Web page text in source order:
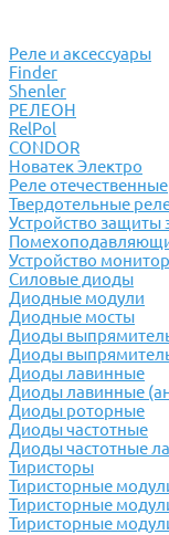
Реле и аксессуары
Finder
Shenler
РЕЛЕОН
RelPol
CONDOR
Новатек Электро
Реле отечественные
Твердотельные
Устройство защиты
Устройство
Силовые диоды
Диодные модули
Диодные мосты
Диоды
Диоды
Диоды лавинные
Диоды лавинные
Диоды роторные
Диоды частотные
Диоды частотные
Тиристоры
Тиристорные
Тиристорные
Тиристорные